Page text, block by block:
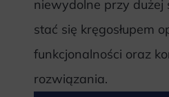
niewydolne przy dużej
stać się kręgosłupem
funkcjonalności oraz
rozwiązania.